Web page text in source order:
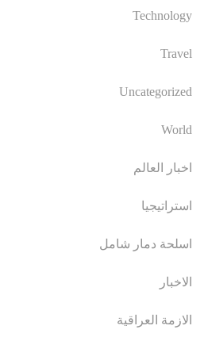
Technology
Travel
Uncategorized
World
اخبار العالم
استراتيجيا
اسلحة دمار شامل
الاخبار
الازمة العراقية